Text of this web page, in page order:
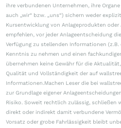
ihre verbundenen Unternehmen, ihre
auch „wir“ bzw. „uns“) sichern weder
Kursentwicklung von Anlageprodukten
empfehlen, vor jeder Anlageentscheidung
Verfügung zu stellenden Informationen
Kenntnis zu nehmen und einen
übernehmen keine Gewähr für die
Qualität und Vollständigkeit der auf
Informationen.Machen Leser die bei
zur Grundlage eigener
Risiko. Soweit rechtlich zulässig, schließen
direkt oder indirekt damit verbundene
Vorsatz oder grobe Fahrlässigkeit bleibt